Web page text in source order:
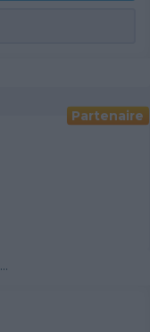
Partenaire